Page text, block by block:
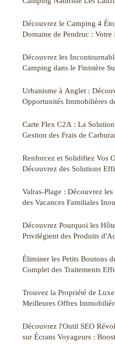
Découvrez le Camping 4
Domaine de Pendruc : Votre
Découvrez les
Camping dans le Finistère
Urbanisme à Anglet :
Opportunités Immobilières
Carte Flex C2A : La
Gestion des Frais de
Renforcez et Solidifiez Vos
Découvrez des Solutions
Valras-Plage : Découvrez
des Vacances Familiales
Découvrez Pourquoi les
Privilégient des Produits
Éliminer les Petits Boutons
Complet des Traitements
Trouvez la Propriété de
Meilleures Offres
Découvrez l'Outil SEO
sur Écrans Voyageurs :